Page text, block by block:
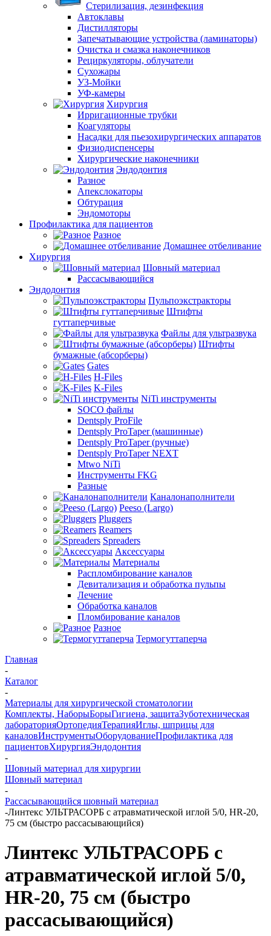
Стерилизация, дезинфекция
Автоклавы
Дистилляторы
Запечатывающие устройства (ламинаторы)
Очистка и смазка наконечников
Рециркуляторы, облучатели
Сухожары
УЗ-Мойки
УФ-камеры
Хирургия
Ирригационные трубки
Коагуляторы
Насадки для пьезохирургических аппаратов
Физиодиспенсеры
Хирургические наконечники
Эндодонтия
Разное
Апекслокаторы
Обтурация
Эндомоторы
Профилактика для пациентов
Разное
Домашнее отбеливание
Хирургия
Шовный материал
Рассасывающийся
Эндодонтия
Пульпоэкстракторы
Штифты
гуттаперчивые
Файлы для ультразвука
Штифты
бумажные (абсорберы)
Gates
H-Files
K-Files
NiTi инструменты
SOCO файлы
Dentsply ProFile
Dentsply ProTaper (машинные)
Dentsply ProTaper (ручные)
Dentsply ProTaper NEXT
Mtwo NiTi
Инструменты FKG
Разные
Каналонаполнители
Peeso (Largo)
Pluggers
Reamers
Spreaders
Аксессуары
Материалы
Распломбирование каналов
Девитализация и обработка пульпы
Лечение
Обработка каналов
Пломбирование каналов
Разное
Термогуттаперча
Главная
-
Каталог
-
Материалы для хирургической стоматологии
Комплекты, НаборыБорыГигиена, защитаЗуботехническая
лабораторияОртопедияТерапияИглы, шприцы для
каналовИнструментыОборудованиеПрофилактика для
пациентовХирургияЭндодонтия
-
Шовный материал для хирургии
Шовный материал
-
Рассасывающийся шовный материал
-Линтекс УЛЬТРАСОРБ с атравматической иглой 5/0, HR-20,
75 см (быстро рассасывающийся)
Линтекс УЛЬТРАСОРБ с
атравматической иглой 5/0,
HR-20, 75 см (быстро
рассасывающийся)